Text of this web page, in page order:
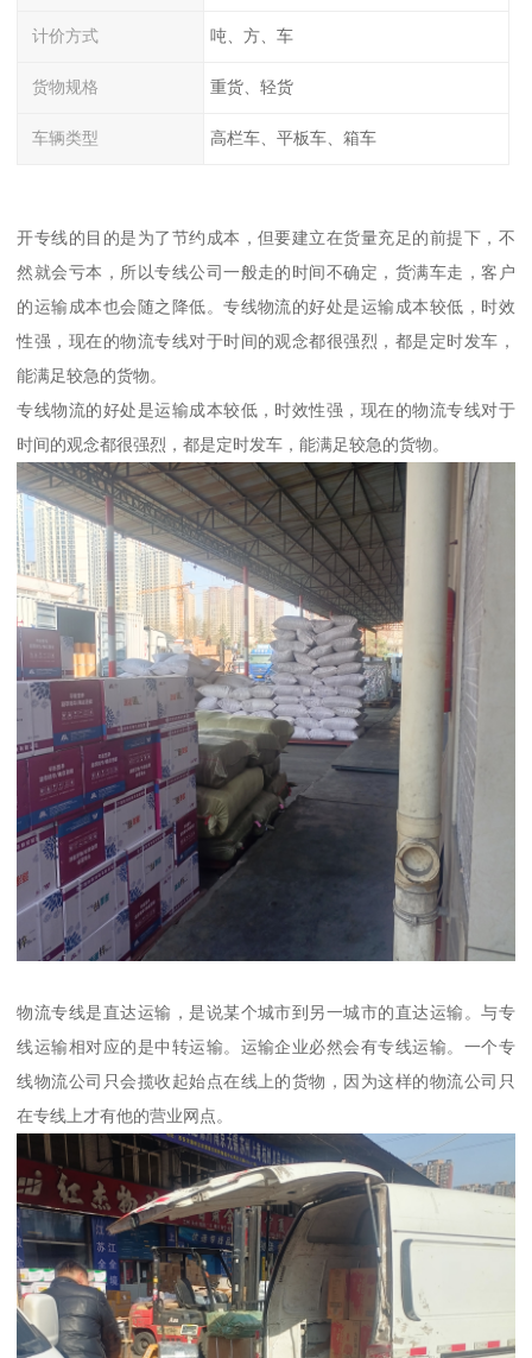
计价方式 吨、方、车
货物规格 重货、轻货
车辆类型 高栏车、平板车、箱车
开专线的目的是为了节约成本，但要建立在货量充足的前提下，不
然就会亏本，所以专线公司一般走的时间不确定，货满车走，客户
的运输成本也会随之降低。专线物流的好处是运输成本较低，时效
性强，现在的物流专线对于时间的观念都很强烈，都是定时发车，
能满足较急的货物。
专线物流的好处是运输成本较低，时效性强，现在的物流专线对于
时间的观念都很强烈，都是定时发车，能满足较急的货物。
物流专线是直达运输，是说某个城市到另一城市的直达运输。与专
线运输相对应的是中转运输。运输企业必然会有专线运输。一个专
线物流公司只会揽收起始点在线上的货物，因为这样的物流公司只
在专线上才有他的营业网点。